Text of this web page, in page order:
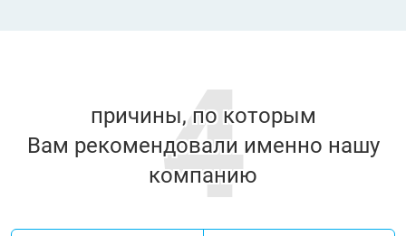
4
причины, по которым
Вам рекомендовали именно нашу
компанию